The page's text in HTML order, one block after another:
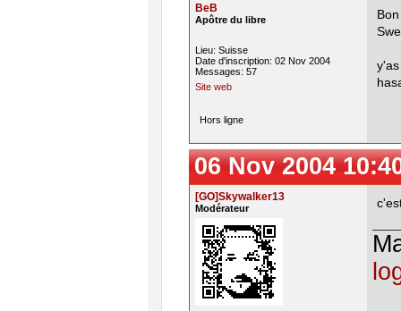
BeB
Apôtre du libre
Lieu: Suisse
Date d'inscription: 02 Nov 2004
Messages: 57
Site web
Hors ligne
06 Nov 2004
[GO]Skywalker13
Modérateur